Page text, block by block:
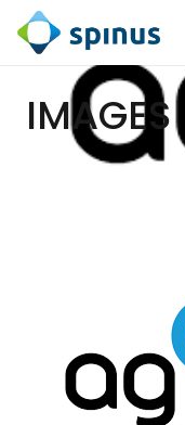
IMAGES